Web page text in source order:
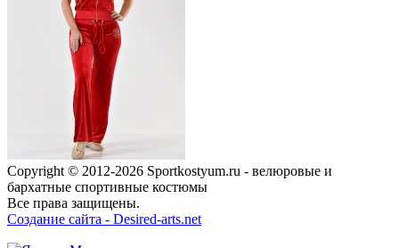
Copyright © 2012-2026 Sportkostyum.ru - велюровые и
бархатные спортивные костюмы
Все права защищены.
Создание сайта - Desired-arts.net